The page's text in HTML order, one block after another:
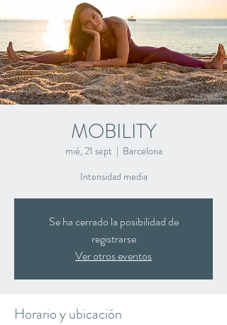
MOBILITY
mié, 21 sept
  |
Barcelona
Intensidad media
Se ha cerrado la posibilidad de
registrarse
Ver otros eventos
Horario y ubicación